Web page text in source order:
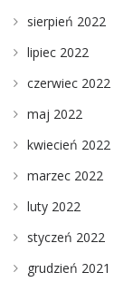
sierpień 2022
lipiec 2022
czerwiec 2022
maj 2022
kwiecień 2022
marzec 2022
luty 2022
styczeń 2022
grudzień 2021